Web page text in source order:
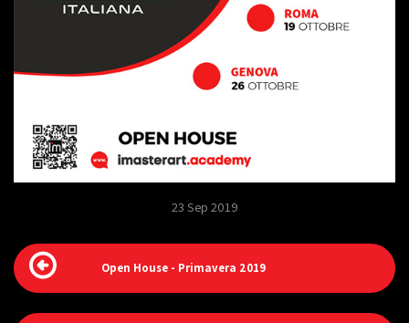
23 Sep 2019
Open House - Primavera 2019